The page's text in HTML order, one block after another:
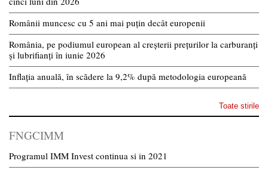
Românii muncesc cu 5 ani mai puțin decât europenii
România, pe podiumul european al creșterii prețurilor la carburanți
și lubrifianți în iunie 2026
Inflația anuală, în scădere la 9,2% după metodologia europeană
Toate stirile
FNGCIMM
Programul IMM Invest continua si in 2021